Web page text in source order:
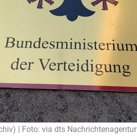
| Foto: via dts Nachrichtenagentur